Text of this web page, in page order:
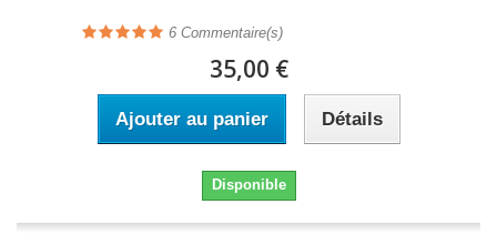
6 Commentaire(s)
35,00 €
Ajouter au panier Détails
Disponible